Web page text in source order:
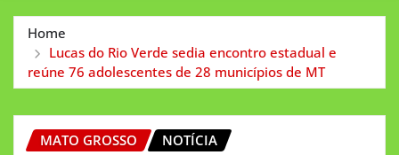
Home
Lucas do Rio Verde sedia encontro estadual e
reúne 76 adolescentes de 28 municípios de MT
MATO GROSSO NOTÍCIA